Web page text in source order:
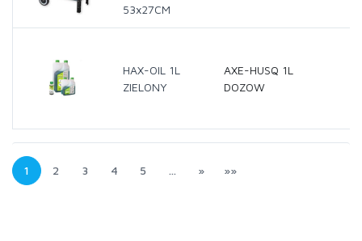
53x27CM
HAX-OIL 1L
ZIELONY
AXE-HUSQ 1L
DOZOW
1 2 3 4 5 … » »»